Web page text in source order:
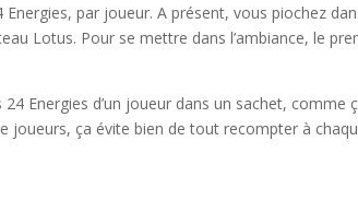
par joueur. A présent, vous piochez
Lotus. Pour se mettre dans l’ambiance, le
Energies d’un joueur dans un sachet, comme
joueurs, ça évite bien de tout recompter à